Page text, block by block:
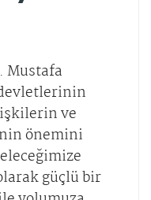
Mustafa
ve
önemini
güçlü bir